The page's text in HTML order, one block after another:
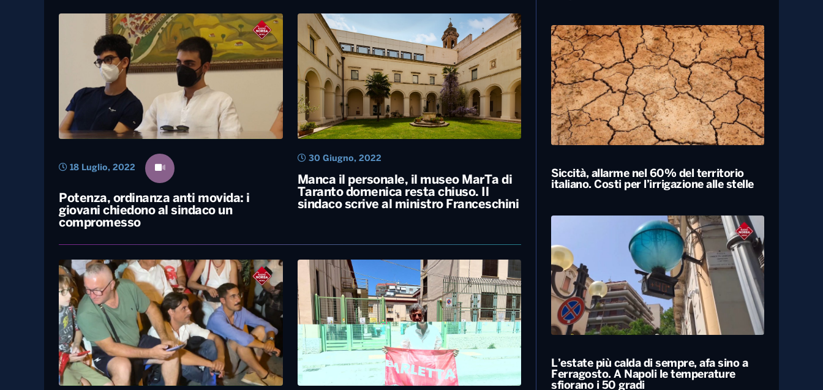
19 Luglio, 2022
Potenza, ordinanza anti movida: i
giovani chiedono al sindaco un
18 Luglio, 2022
Manca il personale, il museo MarTa di
Taranto domenica resta chiuso. Il
sindaco scrive al ministro Franceschini
30 Giugno, 2022
Esodo estivo, nuovo sabato da bollino